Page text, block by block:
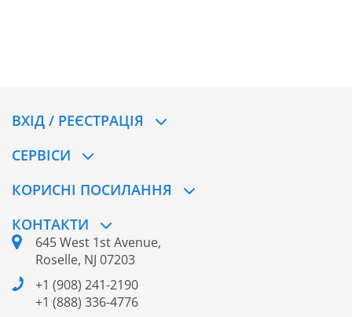
ВХІД / РЕЄСТРАЦІЯ
CЕРВІСИ
КОРИСНІ ПОСИЛАННЯ
КОНТАКТИ
645 West 1st Avenue,
Roselle, NJ 07203
+1 (908) 241-2190
+1 (888) 336-4776